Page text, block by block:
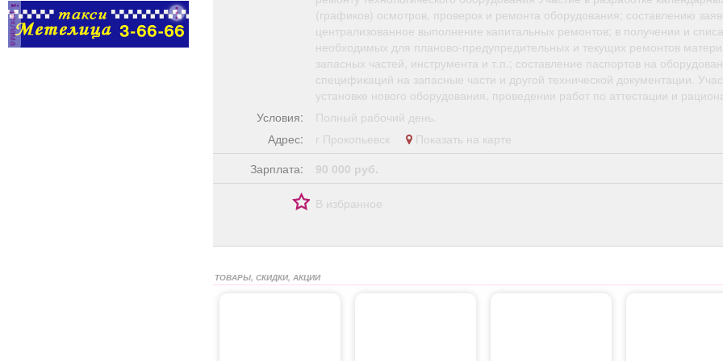
реклама
(графиков) осмотров, проверок и ремонта оборудования; составлению
централизованное выполнение капитальных ремонтов; в получении и
необходимых для планово-предупредительных и текущих ремонтов
запасных частей, инструмента и т.п.; составление паспортов на
спецификаций на запасные части и другой технической документации.
установке нового оборудования, проведении работ по аттестации и
Условия:
Полный рабочий день.
Адрес:
г Прокопьевск
Показать на карте
Зарплата:
90 000 руб.
В избранное
ТОВАРЫ, СКИДКИ, АКЦИИ